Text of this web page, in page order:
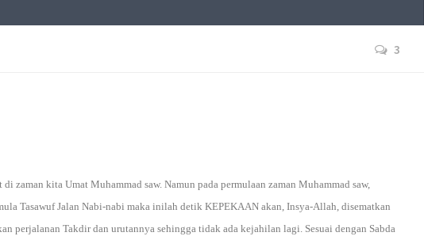
3
zaman kita Umat Muhammad saw. Namun pada permulaan zaman Muhammad saw,
Tasawuf Jalan Nabi-nabi maka inilah detik KEPEKAAN akan, Insya-Allah, disematkan
perjalanan Takdir dan urutannya sehingga tidak ada kejahilan lagi. Sesuai dengan Sabda